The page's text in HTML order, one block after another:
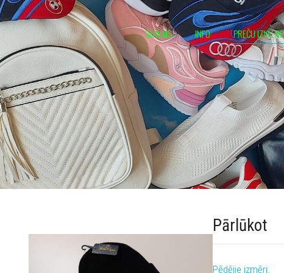
SĀKUMS INFO PREČU IZVĒLNE
Pārlūkot
Pēdējie izmēri.